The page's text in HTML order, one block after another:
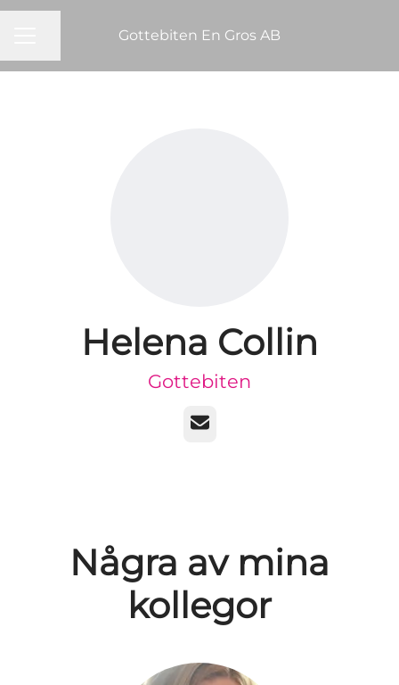
Gottebiten En Gros AB
Helena Collin
Gottebiten
E-post
Några av mina
kollegor